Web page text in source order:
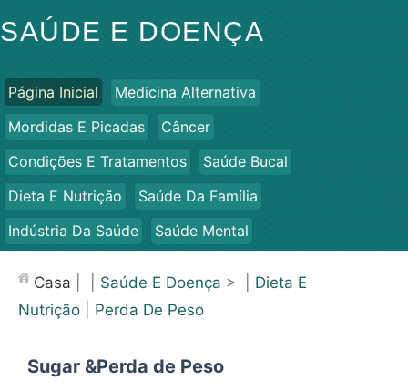
SAÚDE E DOENÇA
Página Inicial
Medicina Alternativa
Mordidas E Picadas
Câncer
Condições E Tratamentos
Saúde Bucal
Dieta E Nutrição
Saúde Da Família
Indústria Da Saúde
Saúde Mental
Saúde
Casa Saúde E Doença > | Dieta E
Nutrição
Perda De Peso
Sugar &Perda de Peso